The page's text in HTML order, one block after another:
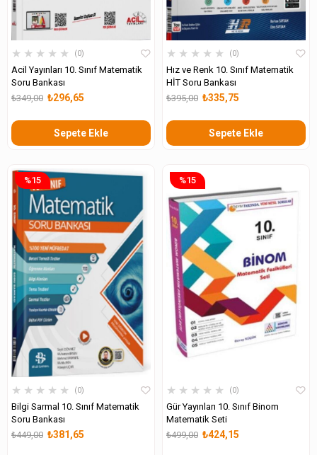
★ ★ ★ ★ ★ 0
Acil Yayınları 10. Sınıf Matematik
Soru Bankası
₺296,65
₺349,00
Sepete Ekle
★ ★ ★ ★ ★ 0
Hız ve Renk 10. Sınıf Matematik
HİT Soru Bankası
₺335,75
₺395,00
Sepete Ekle
★ ★ ★ ★ ★ 0
Bilgi Sarmal 10. Sınıf Matematik
Soru Bankası
₺381,65
₺449,00
%15
★ ★ ★ ★ ★ 0
Gür Yayınları 10. Sınıf Binom
Matematik Seti
₺424,15
₺499,00
%15